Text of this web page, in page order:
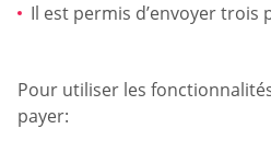
Il est permis d’envoyer trois
Pour utiliser les
payer: